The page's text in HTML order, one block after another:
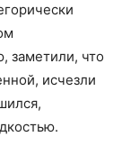
, заметили, что
, исчезли
,